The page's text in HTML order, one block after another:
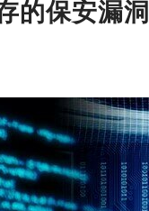
的保安漏洞